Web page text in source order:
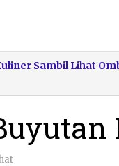
Sambil Lihat